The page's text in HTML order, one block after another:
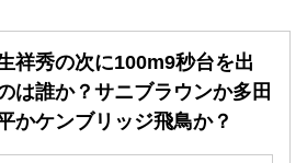
祥秀の次に100m9秒台を出
は誰か？サニブラウンか多田
かケンブリッジ飛鳥か？